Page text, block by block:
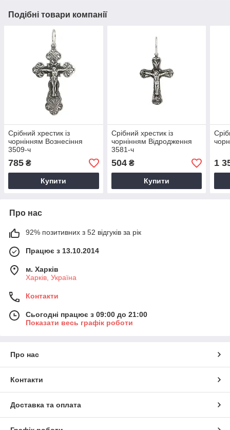
Подібні товари компанії
Срібний хрестик із
чорнінням Вознесіння
3509-ч
785 ₴
Купити
Срібний хрестик із
чорнінням Відродження
3581-ч
504₴
Купити
1
Про нас
92% позитивних з 52 відгуків за рік
Працює з 13.10.2014
м. Харків
Харків, Україна
Контакти
Сьогодні працює з 09:00 до 21:00
Показати весь графік роботи
Про нас
Контакти
Доставка та оплата